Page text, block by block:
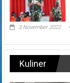
3 November 2022
Kuliner